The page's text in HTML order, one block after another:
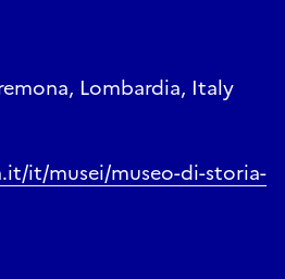
Lombardia, Italy
it/musei/museo-di-storia-